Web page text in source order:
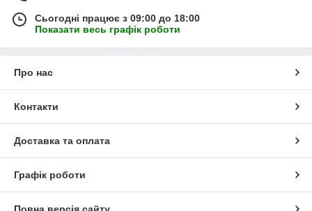
Сьогодні працює з 09:00 до 18:00
Показати весь графік роботи
Про нас
Контакти
Доставка та оплата
Графік роботи